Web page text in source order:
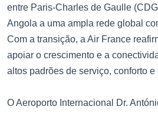
entre Paris-Charles de Gaulle
Angola a uma ampla rede global
Com a transição, a Air France
apoiar o crescimento e a
altos padrões de serviço, conforto e
O Aeroporto Internacional Dr.